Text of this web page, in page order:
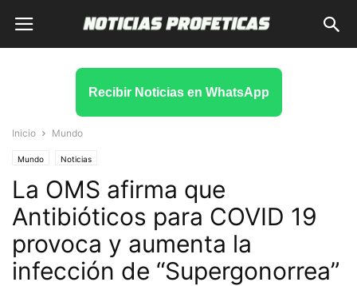
Recibir Noticias en WhatsApp
Inicio Mundo
Mundo Noticias
La OMS afirma que
Antibióticos para COVID 19
provoca y aumenta la
infección de “Supergonorrea”